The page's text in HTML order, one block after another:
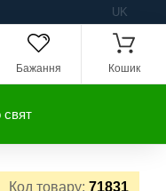
UK
Бажання Кошик
свят
Код товару: 71831